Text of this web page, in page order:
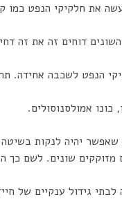
את חלקיקי הנפט כמו
דוחים זה את זה
הנפט לשכבה אחידה.
כונו אמולסנוסולים.
יהיה לנקות בשיטה
מזוקקים שונים. לשם כך
גידול ענקיים של